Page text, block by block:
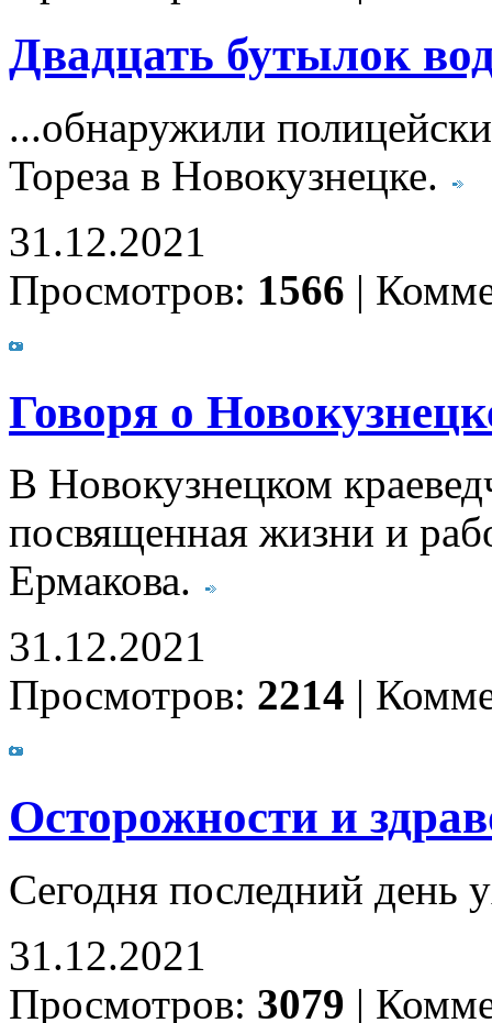
Двадцать бутылок
...обнаружили
Тореза в Новокузнецке.
31.12.2021
Просмотров: 1566 |
Говоря о
В Новокузнецком
посвященная жизни и
Ермакова.
31.12.2021
Просмотров: 2214 |
Осторожности и
Сегодня последний день
31.12.2021
Просмотров: 3079 |